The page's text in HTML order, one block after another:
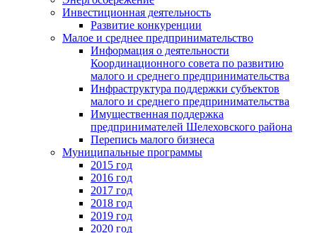
Инвестиционная деятельность
Развитие конкуренции
Малое и среднее предпринимательство
Информация о деятельности
Координационного совета по развитию
малого и среднего предпринимательства
Инфраструктура поддержки субъектов
малого и среднего предпринимательства
Имущественная поддержка
предпринимателей Шелеховского района
Перепись малого бизнеса
Муниципальные программы
2015 год
2016 год
2017 год
2018 год
2019 год
2020 год